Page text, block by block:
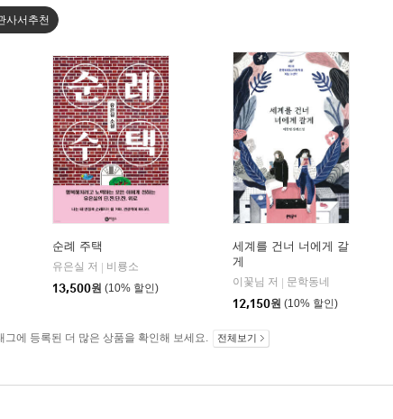
사서추천
순례 주택
유은실 저
비룡소
13,500원 (10% 할인)
세계를 건너 너에게 갈
게
이꽃님 저
문학동네
12,150원 (10% 할인)
그에 등록된 더 많은 상품을 확인해 보세요. 전체보기